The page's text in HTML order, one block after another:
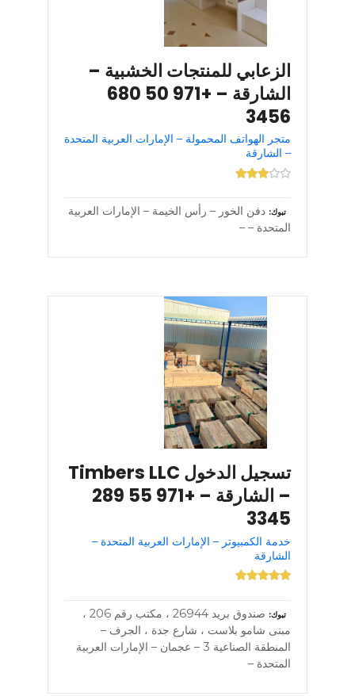
الزعابي للمنتجات الخشبية –
الشارقة – +971 50 680
3456
متجر الهواتف المحمولة – الإمارات العربية المتحدة
– الشارقة
تبوك دفن الخور – رأس الخيمة – الإمارات العربية
المتحدة – –
تسجيل الدخول Timbers LLC
– الشارقة – +971 55 289
3345
خدمة الكمبيوتر – الإمارات العربية المتحدة –
الشارقة
تبوك
صندوق بريد 26944 ، مكتب رقم 206 ،
مبنى شامو بلاست ، شارع جدة ، الجرف –
المنطقة الصناعية 3 – عجمان – الإمارات العربية
المتحدة –